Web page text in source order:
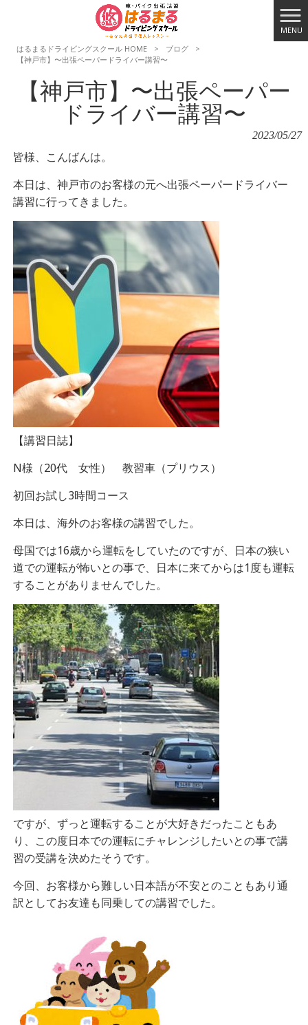
MENU
はるまるドライビングスクール HOME
> ブログ
>
【神戸市】〜出張ペーパードライバー講習〜
【神戸市】〜出張ペーパー
ドライバー講習〜
2023/05/27
皆様、こんばんは。
本日は、神戸市のお客様の元へ出張ペーパードライバー
講習に行ってきました。
【講習日誌】
N様（20代 女性） 教習車（プリウス）
初回お試し3時間コース
本日は、海外のお客様の講習でした。
母国では16歳から運転をしていたのですが、日本の狭い
道での運転が怖いとの事で、日本に来てからは1度も運転
することがありませんでした。
ですが、ずっと運転することが大好きだったこともあ
り、この度日本での運転にチャレンジしたいとの事で講
習の受講を決めたそうです。
今回、お客様から難しい日本語が不安とのこともあり通
訳としてお友達も同乗しての講習でした。